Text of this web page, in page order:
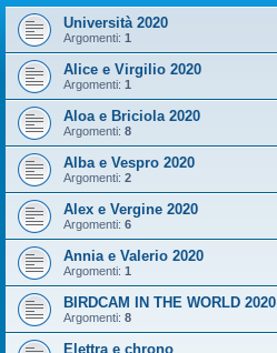
Università 2020
Argomenti: 1
Alice e Virgilio 2020
Argomenti: 1
Aloa e Briciola 2020
Argomenti: 8
Alba e Vespro 2020
Argomenti: 2
Alex e Vergine 2020
Argomenti: 6
Annia e Valerio 2020
Argomenti: 1
BIRDCAM IN THE WORLD 2020
Argomenti: 8
Elettra e chrono